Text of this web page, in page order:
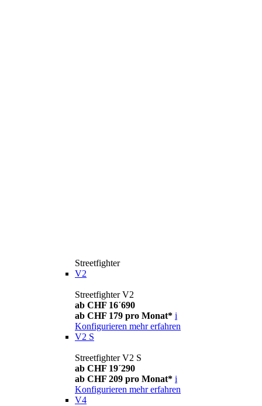
Streetfighter
V2
Streetfighter V2
ab CHF 16´690
ab CHF 179 pro Monat* i
Konfigurieren mehr erfahren
V2 S
Streetfighter V2 S
ab CHF 19´290
ab CHF 209 pro Monat* i
Konfigurieren mehr erfahren
V4